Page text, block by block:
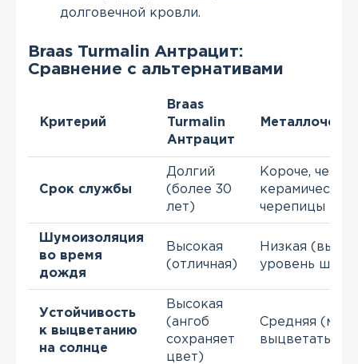
долговечной кровли.
Braas Turmalin Антрацит:
Сравнение с альтернативами
Критерий
Braas
Turmalin
Антрацит
Срок службы
Долгий
(более 30
лет)
Короче, чем у
керамической
черепицы
Шумоизоляция
во время
дождя
Высокая
(отличная)
Низкая
уровень шума)
Устойчивость
к выцветанию
на солнце
Высокая
(ангоб
сохраняет
цвет)
Средняя
выцветать)